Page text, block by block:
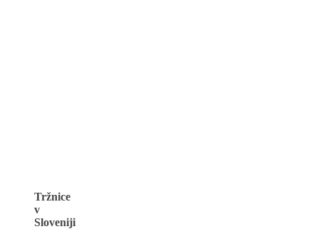
Tržnice
v
Sloveniji